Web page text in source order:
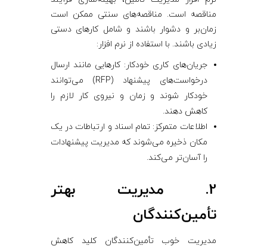
مناقصه است. مناقصه‌های سنتی ممکن است
زمان‌بر و دشوار باشند و شامل کارهای دستی
زیادی باشند. با استفاده از نرم ‌افزار:
جریان‌های کاری خودکار: کارهایی مانند ارسال
درخواست‌های پیشنهاد (RFP) می‌توانند
خودکار شوند و زمان و نیروی کار لازم را
کاهش دهند.
اطلاعات متمرکز: تمام اسناد و ارتباطات در یک
مکان ذخیره می‌شوند که مدیریت پیشنهادات
را آسان‌تر می‌کند.
2. مدیریت بهتر
تأمین‌کنندگان
مدیریت خوب تأمین‌کنندگان کلید کاهش